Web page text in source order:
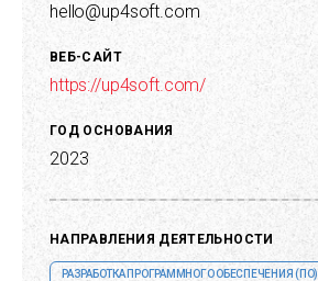
hello@up4soft.com
ВЕБ-САЙТ
https://up4soft.com/
ГОД ОСНОВАНИЯ
2023
НАПРАВЛЕНИЯ ДЕЯТЕЛЬНОСТИ
РАЗРАБОТКА ПРОГРАММНОГО ОБЕСПЕЧЕНИЯ (ПО)